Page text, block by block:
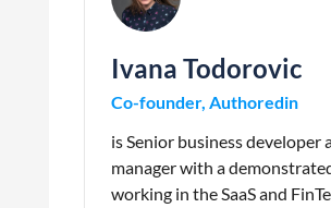
Ivana Todorovic
Co-founder, Authoredin
is Senior business developer
manager with a
working in the SaaS and